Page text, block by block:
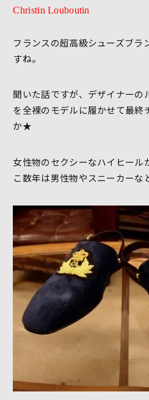
Christin Louboutin
フランスの超高級シューズブラ
すね。
聞いた話ですが、デザイナーの
を全裸のモデルに履かせて最終
か★
女性物のセクシーなハイヒール
こ数年は男性物やスニーカー